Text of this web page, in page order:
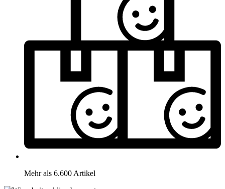
Mehr als 6.600 Artikel